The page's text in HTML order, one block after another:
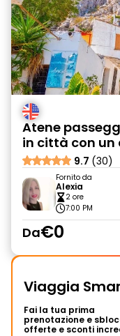
Atene
in città con un
9.7 (30)
Fornito da
Alexia
2 ore
7:00 PM
Da€0
Viaggia
Fai la tua prima
prenotazione e
offerte e sconti